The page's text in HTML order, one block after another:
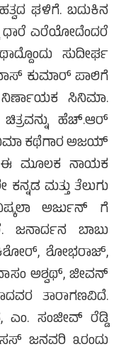
ಘಳಿಗೆ. ಬದುಕಿನ
ಧಾರೆ ಎರೆಯೋದೆಂದರೆ
ಸುದೀರ್ಘ
ಕುಮಾರ್ ಪಾಲಿಗೆ
ಸಿನಿಮಾ.
ಹೆಚ್.ಆರ್
ಕಥೆಗಾರ ಅಜಯ್
ಈ ಮೂಲಕ ನಾಯಕ
ಮತ್ತು ತೆಲುಗು
ಅರ್ಜುನ್ ಗೆ
ಜನಾರ್ದನ ಬಾಬು
ಕಿಶೋರ್, ಶೋಭರಾಜ್,
ಅಶ್ವಥ್, ಜೀವನ್
ತಾರಾಗಣವಿದೆ.
ಎಂ. ಸಂಜೀವ್ ರೆಡ್ಡಿ
ಜನವರಿ ೩ರಂದು